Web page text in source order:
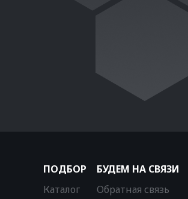
ПОДБОР
Каталог
БУДЕМ НА СВЯЗИ
Обратная связь